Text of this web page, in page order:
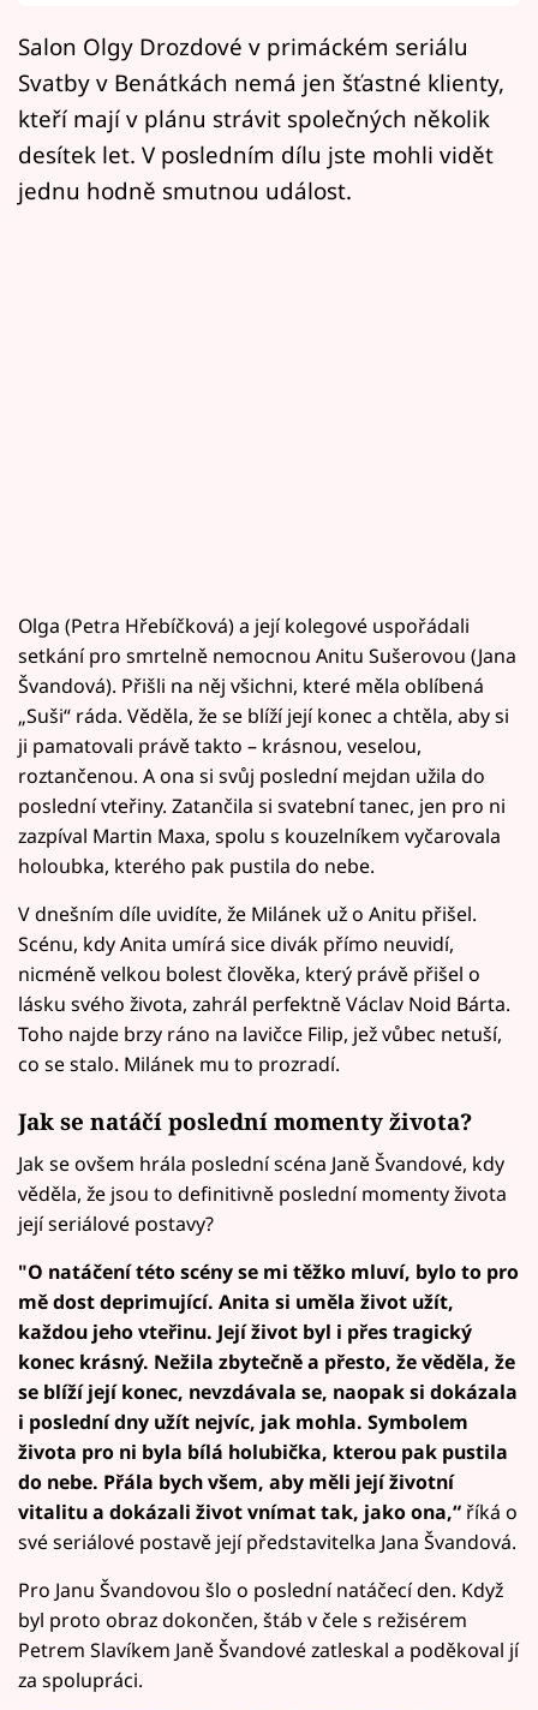
Mámy sobě
Přihlášení
Sledujte nás
Salon Olgy Drozdové v primáckém seriálu
Svatby v Benátkách nemá jen šťastné klienty,
kteří mají v plánu strávit společných několik
desítek let. V posledním dílu jste mohli vidět
jednu hodně smutnou událost.
Olga (Petra Hřebíčková) a její kolegové uspořádali
setkání pro smrtelně nemocnou Anitu Sušerovou (Jana
Švandová). Přišli na něj všichni, které měla oblíbená
„Suši“ ráda. Věděla, že se blíží její konec a chtěla, aby si
ji pamatovali právě takto – krásnou, veselou,
roztančenou. A ona si svůj poslední mejdan užila do
poslední vteřiny. Zatančila si svatební tanec, jen pro ni
zazpíval Martin Maxa, spolu s kouzelníkem vyčarovala
holoubka, kterého pak pustila do nebe.
V dnešním díle uvidíte, že Milánek už o Anitu přišel.
Scénu, kdy Anita umírá sice divák přímo neuvidí,
nicméně velkou bolest člověka, který právě přišel o
lásku svého života, zahrál perfektně Václav Noid Bárta.
Toho najde brzy ráno na lavičce Filip, jež vůbec netuší,
co se stalo. Milánek mu to prozradí.
Jak se natáčí poslední momenty života?
Jak se ovšem hrála poslední scéna Janě Švandové, kdy
věděla, že jsou to definitivně poslední momenty života
její seriálové postavy?
"O natáčení této scény se mi těžko mluví, bylo to pro
mě dost deprimující. Anita si uměla život užít,
každou jeho vteřinu. Její život byl i přes tragický
konec krásný. Nežila zbytečně a přesto, že věděla, že
se blíží její konec, nevzdávala se, naopak si dokázala
i poslední dny užít nejvíc, jak mohla. Symbolem
života pro ni byla bílá holubička, kterou pak pustila
do nebe. Přála bych všem, aby měli její životní
vitalitu a dokázali život vnímat tak, jako ona,“ říká o
své seriálové postavě její představitelka Jana Švandová.
Pro Janu Švandovou šlo o poslední natáčecí den. Když
byl proto obraz dokončen, štáb v čele s režisérem
Petrem Slavíkem Janě Švandové zatleskal a poděkoval jí
za spolupráci.